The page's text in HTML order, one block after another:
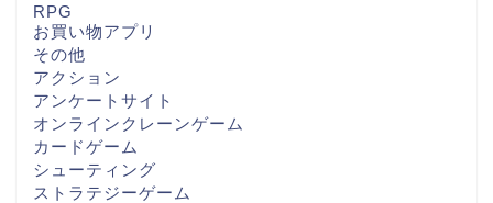
RPG
お買い物アプリ
その他
アクション
アンケートサイト
オンラインクレーンゲーム
カードゲーム
シューティング
ストラテジーゲーム